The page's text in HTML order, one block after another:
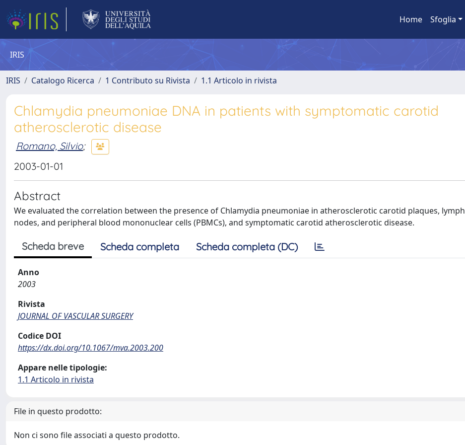
Home Sfoglia
IRIS
IRIS Catalogo Ricerca 1 Contributo su Rivista 1.1 Articolo in rivista
Chlamydia pneumoniae DNA in patients with symptomatic carotid
atherosclerotic disease
Romano, Silvio;
2003-01-01
Abstract
We evaluated the correlation between the presence of Chlamydia pneumoniae in atherosclerotic carotid plaques, lymph
nodes, and peripheral blood mononuclear cells (PBMCs), and symptomatic carotid atherosclerotic disease.
Scheda breve Scheda completa Scheda completa (DC)
Anno
2003
Rivista
JOURNAL OF VASCULAR SURGERY
Codice DOI
https://dx.doi.org/10.1067/mva.2003.200
Appare nelle tipologie:
1.1 Articolo in rivista
File in questo prodotto:
Non ci sono file associati a questo prodotto.